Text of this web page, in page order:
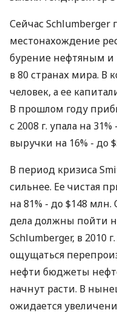
Сейчас Schlumberger
местонахождение
бурение нефтяным
в 80 странах мира. В
человек, а ее
В прошлом году
с 2008 г. упала на
выручки на 16% - до
В период кризиса
сильнее. Ее чистая
на 81% - до $148
дела должны пойти
Schlumberger, в 2010
ощущаться
нефти бюджеты
начнут расти. В
ожидается